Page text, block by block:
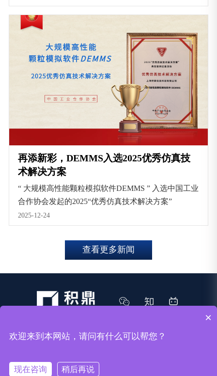
再添新彩，DEMMS入选2025优秀仿真技
术解决方案
“ 大规模高性能颗粒模拟软件DEMMS ” 入选中国工业
合作协会发起的2025“优秀仿真技术解决方案”
2025-12-24
查看更多新闻
×
欢迎来到本网站，请问有什么可以帮您？
现在咨询 稍后再说